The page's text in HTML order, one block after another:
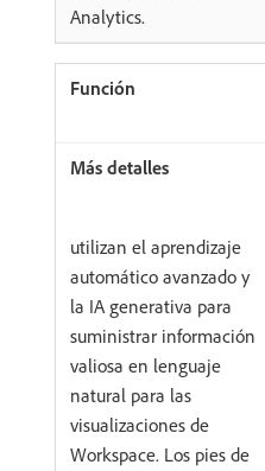
Analytics.
utilizan el aprendizaje
automático avanzado y
la IA generativa para
suministrar información
valiosa en lenguaje
natural para las
visualizaciones de
Workspace. Los pies de